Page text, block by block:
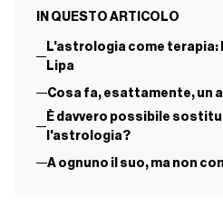
IN QUESTO ARTICOLO
L'astrologia come terapia:
Lipa
Cosa fa, esattamente, un
È davvero possibile
l'astrologia?
A ognuno il suo, ma non